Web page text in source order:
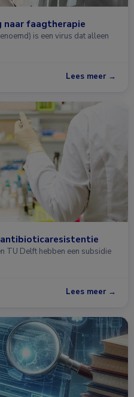
naar faagtherapie
is een virus dat alleen
Lees meer →
TU Delft hebben een subsidie
Lees meer →